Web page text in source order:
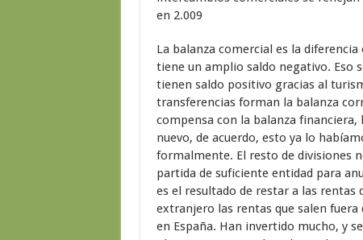
en 2.009
La balanza comercial es la
tiene un amplio saldo negativo. Eso
tienen saldo positivo gracias al
transferencias forman la balanza
compensa con la balanza financiera,
nuevo, de acuerdo, esto ya lo
formalmente. El resto de divisiones
partida de suficiente entidad para
es el resultado de restar a las rentas
extranjero las rentas que salen
en España. Han invertido mucho, y